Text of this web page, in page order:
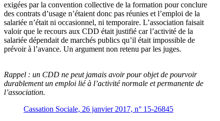
exigées par la convention collective de la formation pour conclure
des contrats d’usage n’étaient donc pas réunies et l’emploi de la
salariée n’était ni occasionnel, ni temporaire. L’association faisait
valoir que le recours aux CDD était justifié car l’activité de la
salariée dépendait de marchés publics qu’il était impossible de
prévoir à l’avance. Un argument non retenu par les juges.
Rappel : un CDD ne peut jamais avoir pour objet de pourvoir
durablement un emploi lié à l’activité normale et permanente de
l’association.
Cassation Sociale, 26 janvier 2017, n° 15-26845